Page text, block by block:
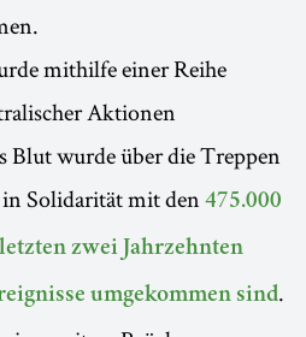
mithilfe einer Reihe
Aktionen
Blut wurde über die Treppen
in Solidarität mit den 475.000
zwei Jahrzehnten
umgekommen sind.